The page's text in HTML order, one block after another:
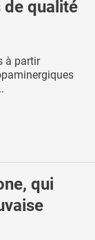
de qualité
à partir
qui